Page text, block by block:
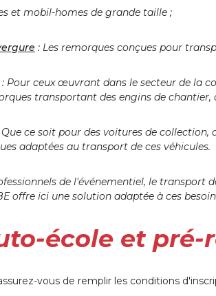
et mobil-homes de grande taille ;
: Les remorques conçues pour
: Pour ceux œuvrant dans le secteur de la
transportant des engins de
Que ce soit pour des voitures de collection,
adaptées au transport de ces véhicules.
de l'événementiel, le transport
offre ici une solution adaptée à ces
école et pré-
vous de remplir les conditions